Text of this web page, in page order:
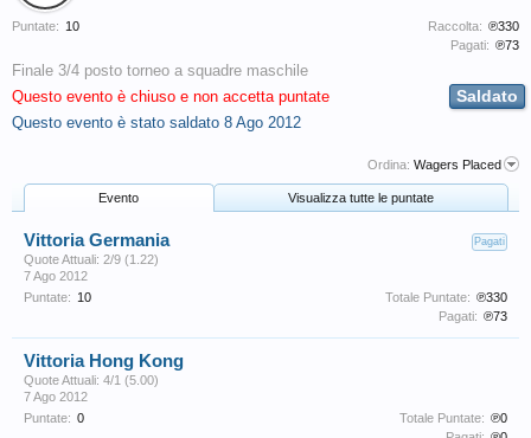
Puntate: 10 Raccolta: ℗330
Pagati: ℗73
Saldato
Finale 3/4 posto torneo a squadre maschile
Questo evento è chiuso e non accetta puntate
Questo evento è stato saldato 8 Ago 2012
Ordina: Wagers Placed
Evento Visualizza tutte le puntate
Pagati
Vittoria Germania
Quote Attuali: 2/9 (1.22)
7 Ago 2012
Puntate: 10 Totale Puntate: ℗330
Pagati: ℗73
Vittoria Hong Kong
Quote Attuali: 4/1 (5.00)
7 Ago 2012
Puntate: 0 Totale Puntate: ℗0